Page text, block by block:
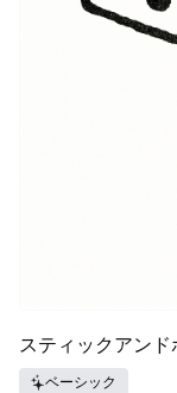
スティックアン
ベーシック